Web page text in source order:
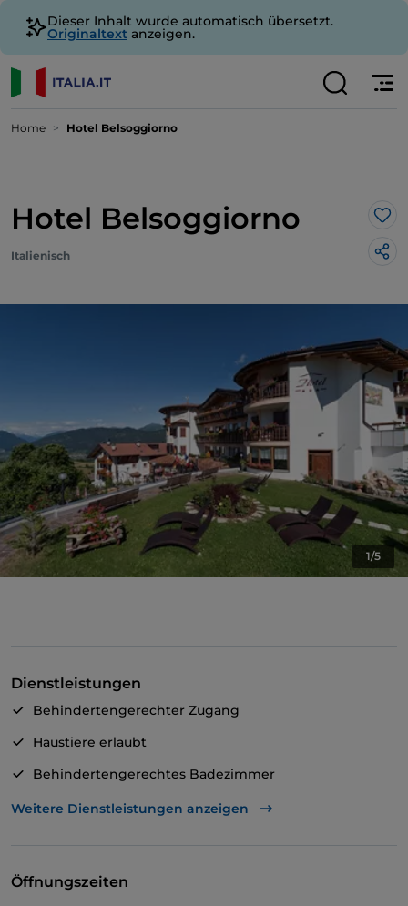
Dieser Inhalt wurde automatisch übersetzt.
Originaltext anzeigen.
Home Hotel Belsoggiorno
Hotel Belsoggiorno
Italienisch
1/5
Dienstleistungen
Behindertengerechter Zugang
Haustiere erlaubt
Behindertengerechtes Badezimmer
Geldautomat
Weitere Dienstleistungen anzeigen
Öffnungszeiten